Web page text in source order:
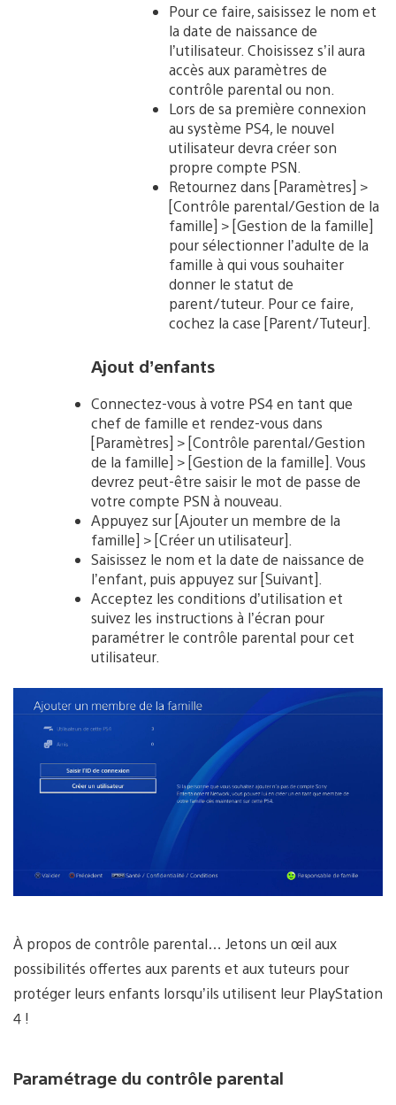
Pour ce faire, saisissez le nom et
la date de naissance de
l’utilisateur. Choisissez s’il aura
accès aux paramètres de
contrôle parental ou non.
Lors de sa première connexion
au système PS4, le nouvel
utilisateur devra créer son
propre compte PSN.
Retournez dans [Paramètres] >
[Contrôle parental/Gestion de la
famille] > [Gestion de la famille]
pour sélectionner l’adulte de la
famille à qui vous souhaiter
donner le statut de
parent/tuteur. Pour ce faire,
cochez la case [Parent/Tuteur].
Ajout d’enfants
Connectez-vous à votre PS4 en tant que
chef de famille et rendez-vous dans
[Paramètres] > [Contrôle parental/Gestion
de la famille] > [Gestion de la famille]. Vous
devrez peut-être saisir le mot de passe de
votre compte PSN à nouveau.
Appuyez sur [Ajouter un membre de la
famille] > [Créer un utilisateur].
Saisissez le nom et la date de naissance de
l’enfant, puis appuyez sur [Suivant].
Acceptez les conditions d’utilisation et
suivez les instructions à l’écran pour
paramétrer le contrôle parental pour cet
utilisateur.
À propos de contrôle parental… Jetons un œil aux
possibilités offertes aux parents et aux tuteurs pour
protéger leurs enfants lorsqu’ils utilisent leur PlayStation
4 !
Paramétrage du contrôle parental